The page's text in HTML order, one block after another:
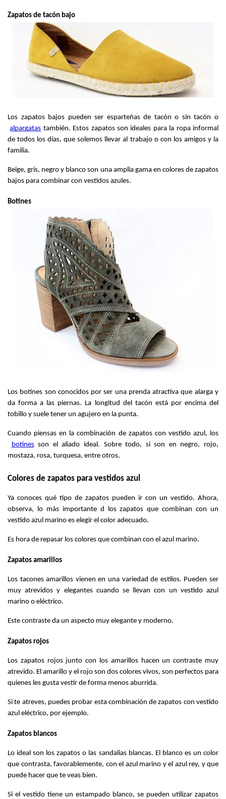
Zapatos de tacón bajo
Los zapatos bajos pueden ser esparteñas de tacón o sin tacón o
alpargatas también. Estos zapatos son ideales para la ropa informal
de todos los días, que solemos llevar al trabajo o con los amigos y la
familia.
Beige, gris, negro y blanco son una amplia gama en colores de zapatos
bajos para combinar con vestidos azules.
Botines
Los botines son conocidos por ser una prenda atractiva que alarga y
da forma a las piernas. La longitud del tacón está por encima del
tobillo y suele tener un agujero en la punta.
Cuando piensas en la combinación de zapatos con vestido azul, los
botines son el aliado ideal. Sobre todo, si son en negro, rojo,
mostaza, rosa, turquesa, entre otros.
Colores de zapatos para vestidos azul
Ya conoces qué tipo de zapatos pueden ir con un vestido. Ahora,
observa, lo más importante d los zapatos que combinan con un
vestido azul marino es elegir el color adecuado.
Es hora de repasar los colores que combinan con el azul marino.
Zapatos amarillos
Los tacones amarillos vienen en una variedad de estilos. Pueden ser
muy atrevidos y elegantes cuando se llevan con un vestido azul
marino o eléctrico.
Este contraste da un aspecto muy elegante y moderno.
Zapatos rojos
Los zapatos rojos junto con los amarillos hacen un contraste muy
atrevido. El amarillo y el rojo son dos colores vivos, son perfectos para
quienes les gusta vestir de forma menos aburrida.
Si te atreves, puedes probar esta combinación de zapatos con vestido
azul eléctrico, por ejemplo.
Zapatos blancos
Lo ideal son los zapatos o las sandalias blancas. El blanco es un color
que contrasta, favorablemente, con el azul marino y el azul rey, y que
puede hacer que te veas bien.
Si el vestido tiene un estampado blanco, se pueden utilizar zapatos